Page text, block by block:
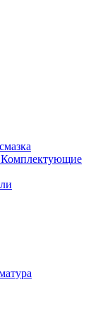
Комплектующие